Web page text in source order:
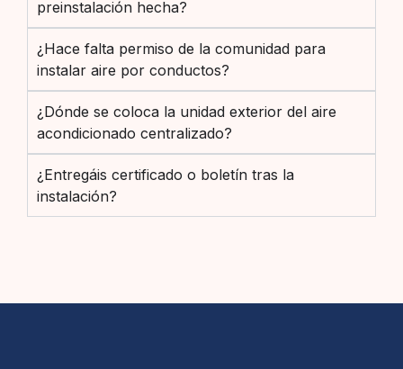
preinstalación hecha?
¿Hace falta permiso de la comunidad para
instalar aire por conductos?
¿Dónde se coloca la unidad exterior del aire
acondicionado centralizado?
¿Entregáis certificado o boletín tras la
instalación?